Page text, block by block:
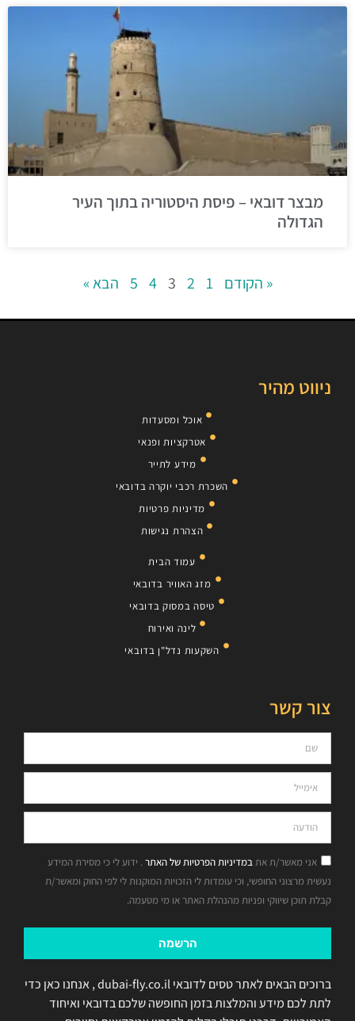
מבצר דובאי – פיסת היסטוריה בתוך העיר
הגדולה
« הקודם 1
2
3
4
5 הבא »
ניווט מהיר
אוכל ומסעדות
אטרקציות ופנאי
מידע לתייר
השכרת רכבי יוקרה בדובאי
מדיניות פרטיות
הצהרת נגישות
עמוד הבית
מזג האוויר בדובאי
טיסה במסוק בדובאי
לינה ואירוח
השקעות נדל"ן בדובאי
צור קשר
אני מאשר/ת אתבמדיניות הפרטיות של האתר. ידוע לי כי מסירת המידע
נעשית מרצוני החופשי, וכי עומדות לי הזכויות המוקנות לי לפי החוק ומאשר/ת
קבלת תוכן שיווקי ופניות מהנהלת האתר או מי מטעמה.
הרשמה
ברוכים הבאים לאתר טסים לדובאי dubai-fly.co.il , אנחנו כאן כדי
לתת לכם מידע והמלצות בזמן החופשה שלכם בדובאי ואיחוד